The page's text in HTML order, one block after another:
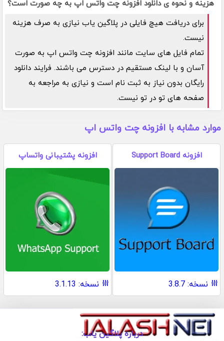
هزینه و نحوه ی دانلود افزونه چت واتس اپ به چه صورت است؟
برای دریافت هیچ فایلی در پلاگین یاب نیازی به صرف هزینه
نیست.
تمام فایل های سایت مانند افزونه چت واتس اپ به صورت
آسان و با لینک مستقیم در دسترس می باشند. فرایند دانلود
رایگان بدون نیاز به ثبت نام است و نیازی به مراجعه به
صفحه های تو در تو نیست.
موارد مشابه با افزونه چت واتس اپ
افزونه Support Board
نسخه: 3.8.7
افزونه پشتیبانی واتساپ
نسخه: 3.1.13
درباره پلاگین یاب: